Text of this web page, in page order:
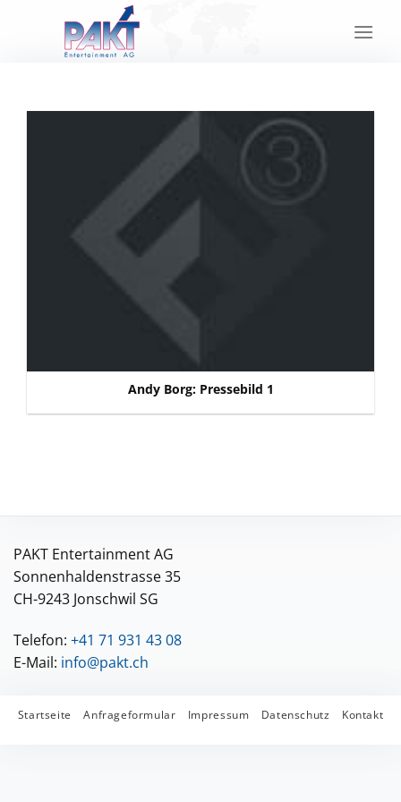
Andy Borg: Pressebild 1
PAKT Entertainment AG
Sonnenhaldenstrasse 35
CH-9243 Jonschwil SG
Telefon: +41 71 931 43 08
E-Mail: info@pakt.ch
Startseite Anfrageformular Impressum Datenschutz Kontakt